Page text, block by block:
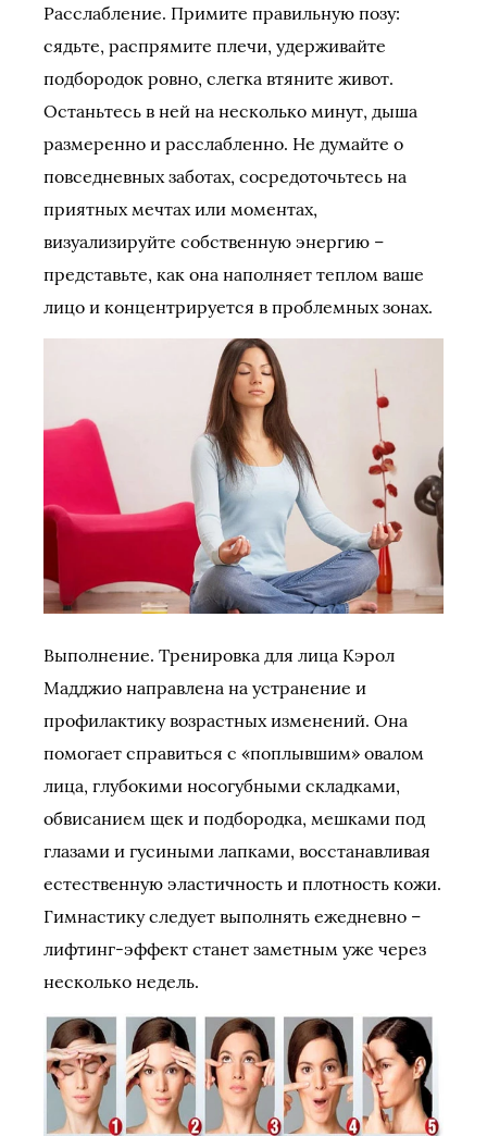
Расслабление. Примите правильную позу:
сядьте, распрямите плечи, удерживайте
подбородок ровно, слегка втяните живот.
Останьтесь в ней на несколько минут, дыша
размеренно и расслабленно. Не думайте о
повседневных заботах, сосредоточьтесь на
приятных мечтах или моментах,
визуализируйте собственную энергию –
представьте, как она наполняет теплом ваше
лицо и концентрируется в проблемных зонах.
Выполнение. Тренировка для лица Кэрол
Мадджио направлена на устранение и
профилактику возрастных изменений. Она
помогает справиться с «поплывшим» овалом
лица, глубокими носогубными складками,
обвисанием щек и подбородка, мешками под
глазами и гусиными лапками, восстанавливая
естественную эластичность и плотность кожи.
Гимнастику следует выполнять ежедневно –
лифтинг-эффект станет заметным уже через
несколько недель.